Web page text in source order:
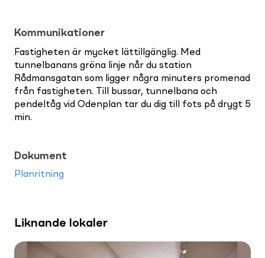
Kommunikationer
Fastigheten är mycket lättillgänglig. Med
tunnelbanans gröna linje når du station
Rådmansgatan som ligger några minuters promenad
från fastigheten. Till bussar, tunnelbana och
pendeltåg vid Odenplan tar du dig till fots på drygt 5
min.
Dokument
Planritning
Liknande lokaler